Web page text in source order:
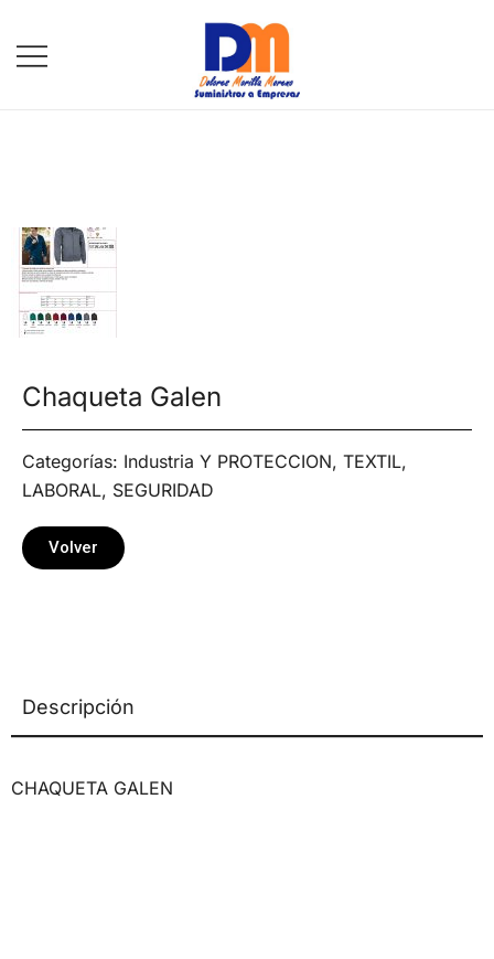
Chaqueta Galen
Categorías: Industria Y PROTECCION, TEXTIL,
LABORAL, SEGURIDAD
Volver
Descripción
CHAQUETA GALEN